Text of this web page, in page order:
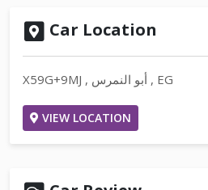
Car Location
X59G+9MJ , أبو النمرس , EG
VIEW LOCATION